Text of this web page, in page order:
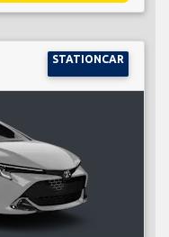
STATIONCAR